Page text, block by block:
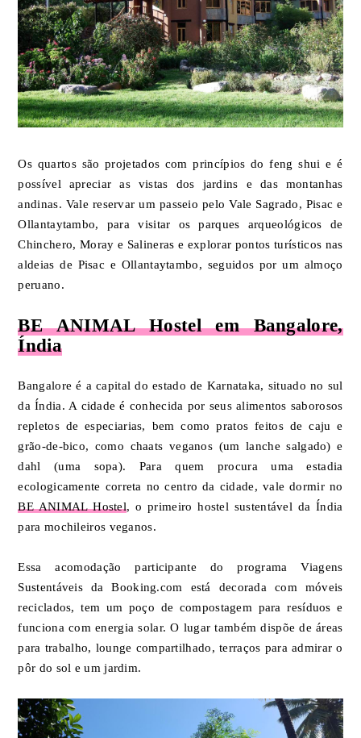
Os quartos são projetados com princípios do feng shui e é
possível apreciar as vistas dos jardins e das montanhas
andinas. Vale reservar um passeio pelo Vale Sagrado, Pisac e
Ollantaytambo, para visitar os parques arqueológicos de
Chinchero, Moray e Salineras e explorar pontos turísticos nas
aldeias de Pisac e Ollantaytambo, seguidos por um almoço
peruano.
BE ANIMAL Hostel em Bangalore,
Índia
Bangalore é a capital do estado de Karnataka, situado no sul
da Índia. A cidade é conhecida por seus alimentos saborosos
repletos de especiarias, bem como pratos feitos de caju e
grão-de-bico, como chaats veganos (um lanche salgado) e
dahl (uma sopa). Para quem procura uma estadia
ecologicamente correta no centro da cidade, vale dormir no
BE ANIMAL Hostel, o primeiro hostel sustentável da Índia
para mochileiros veganos.
Essa acomodação participante do programa Viagens
Sustentáveis da Booking.com está decorada com móveis
reciclados, tem um poço de compostagem para resíduos e
funciona com energia solar. O lugar também dispõe de áreas
para trabalho, lounge compartilhado, terraços para admirar o
pôr do sol e um jardim.